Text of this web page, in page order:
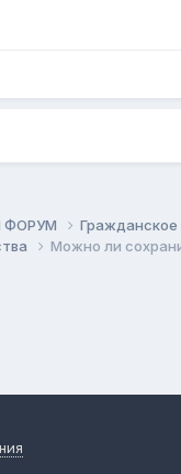
ФОРУМ Гражданское
Можно ли